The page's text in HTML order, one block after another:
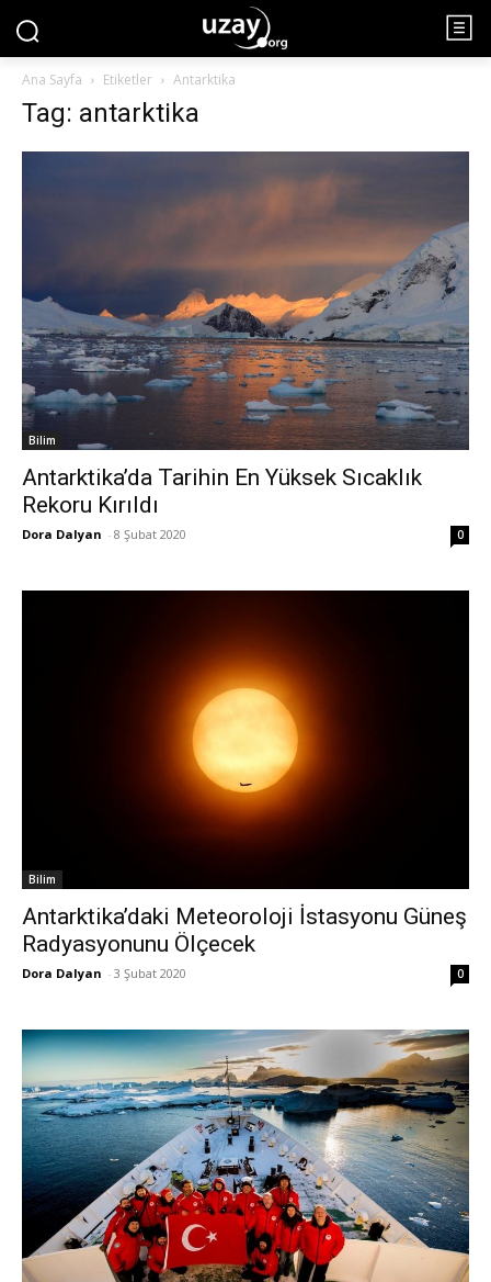
Ana Sayfa Etiketler Antarktika
Tag: antarktika
Bilim
Antarktika’da Tarihin En Yüksek Sıcaklık
Rekoru Kırıldı
Dora Dalyan - 8 Şubat 2020 0
Bilim
Antarktika’daki Meteoroloji İstasyonu Güneş
Radyasyonunu Ölçecek
Dora Dalyan - 3 Şubat 2020 0